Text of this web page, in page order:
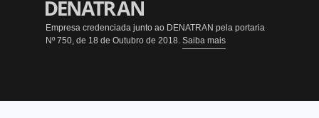
Empresa credenciada junto ao DENATRAN pela portaria
Nº 750, de 18 de Outubro de 2018. Saiba mais